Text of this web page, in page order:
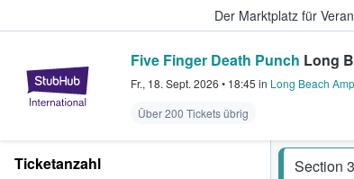
Der Marktplatz für
StubHub - Wo Fans
Five Finger Death Punch Long
Fr., 18. Sept. 2026 • 18:45 in Long Beach
Über 200 Tickets übrig
Section
Ticketanzahl